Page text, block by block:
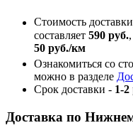
Стоимость
составляет 590 руб.
50 руб./км
Ознакомиться со
можно в разделе
Срок доставки - 1-2
Доставка по